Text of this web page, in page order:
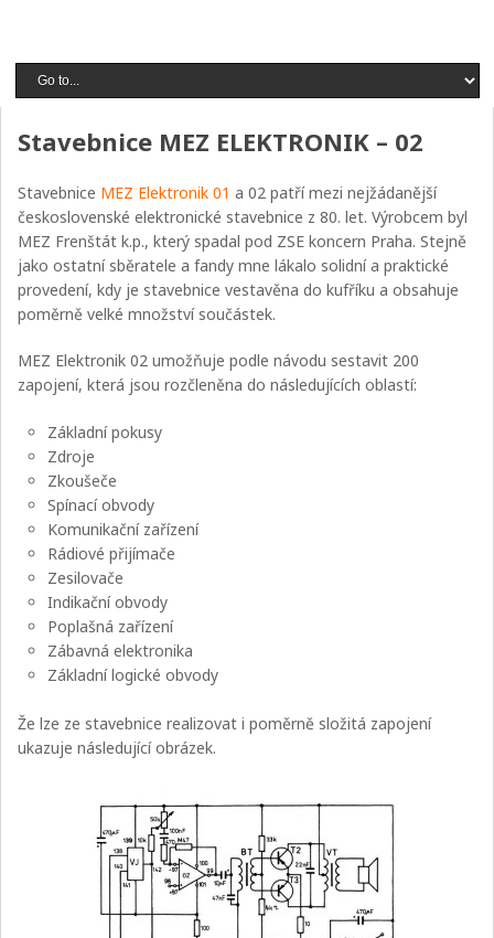
Stavebnice MEZ ELEKTRONIK – 02
Stavebnice MEZ Elektronik 01 a 02 patří mezi nejžádanější
československé elektronické stavebnice z 80. let. Výrobcem byl
MEZ Frenštát k.p., který spadal pod ZSE koncern Praha. Stejně
jako ostatní sběratele a fandy mne lákalo solidní a praktické
provedení, kdy je stavebnice vestavěna do kufříku a obsahuje
poměrně velké množství součástek.
MEZ Elektronik 02 umožňuje podle návodu sestavit 200
zapojení, která jsou rozčleněna do následujících oblastí:
Základní pokusy
Zdroje
Zkoušeče
Spínací obvody
Komunikační zařízení
Rádiové přijímače
Zesilovače
Indikační obvody
Poplašná zařízení
Zábavná elektronika
Základní logické obvody
Že lze ze stavebnice realizovat i poměrně složitá zapojení
ukazuje následující obrázek.